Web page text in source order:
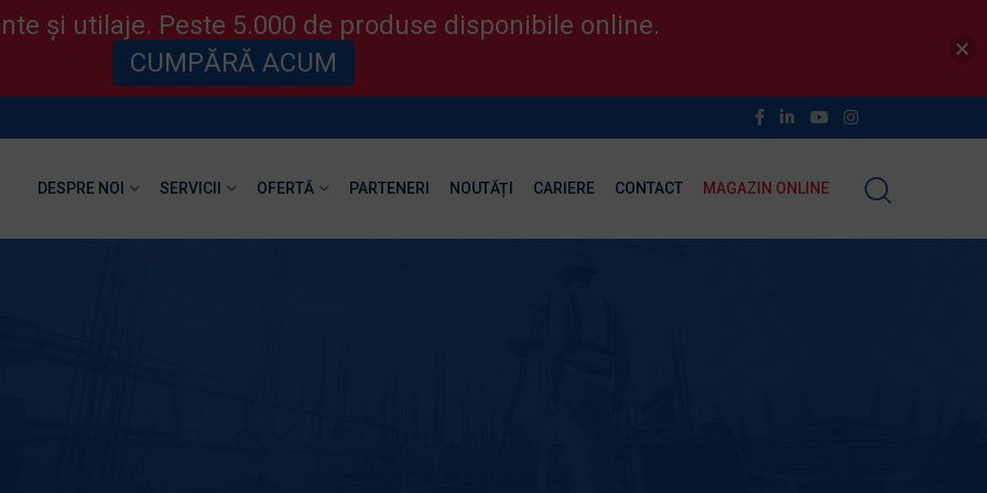
DESPRE NOI SERVICII OFERTĂ PARTENERI NOUTĂȚI CARIERE CONTACT MAGAZIN ONLINE
și utilaje. Peste 5.000 de produse disponibile online.
CUMPĂRĂ ACUM